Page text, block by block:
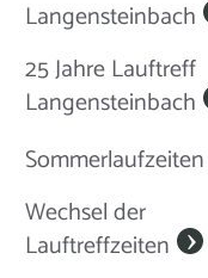
Langensteinbach
25 Jahre Lauftreff
Langensteinbach
Sommerlaufzeiten
Wechsel der
Lauftreffzeiten